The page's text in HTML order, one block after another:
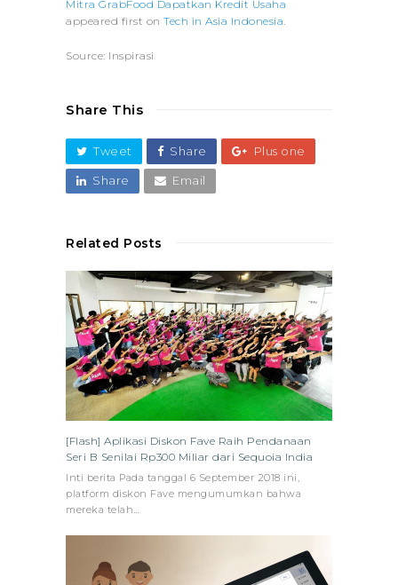
Mitra GrabFood Dapatkan Kredit Usaha
appeared first on Tech in Asia Indonesia
Source: Inspirasi
Share This
Tweet Share Plus one
Share Email
Related Posts
[Flash] Aplikasi Diskon Fave Raih Pendanaan
Seri B Senilai Rp300 Miliar dari Sequoia India
Inti berita Pada tanggal 6 September 2018 ini,
platform diskon Fave mengumumkan bahwa
mereka telah…